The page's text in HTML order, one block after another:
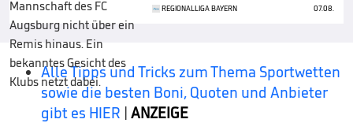
REGIONALLIGA BAYERN 07.08.
Alle Tipps und Tricks zum Thema Sportwetten
sowie die besten Boni, Quoten und Anbieter
gibt es HIER | ANZEIGE